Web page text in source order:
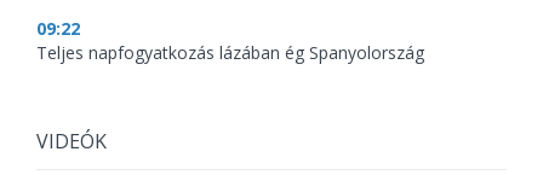
09:22
Teljes napfogyatkozás lázában ég Spanyolország
VIDEÓK